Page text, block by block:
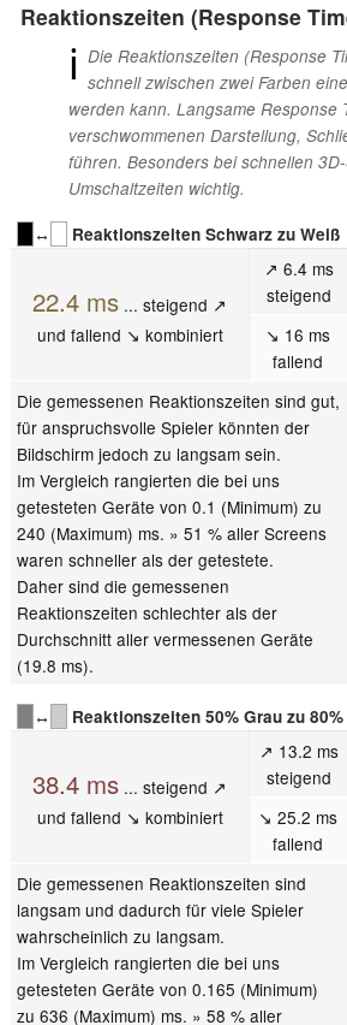
Reaktionszeiten (Response
ℹ Die Reaktionszeiten (Response
schnell zwischen zwei Farben
werden kann. Langsame Response
verschwommenen Darstellung,
führen. Besonders bei schnellen
Umschaltzeiten wichtig.
↔
Reaktionszeiten Schwarz zu Weiß
22.4 ms ... steigend ↗
und fallend ↘ kombiniert
↗ 6.4 ms
steigend
↘ 16 ms
fallend
Die gemessenen Reaktionszeiten sind gut,
für anspruchsvolle Spieler könnten der
Bildschirm jedoch zu langsam sein.
Im Vergleich rangierten die bei uns
getesteten Geräte von 0.1 (Minimum) zu
240 (Maximum) ms. » 51 % aller Screens
waren schneller als der getestete.
Daher sind die gemessenen
Reaktionszeiten schlechter als der
Durchschnitt aller vermessenen Geräte
(19.8 ms).
↔ Reaktionszeiten 50% Grau zu
38.4 ms ... steigend ↗
und fallend ↘ kombiniert
↗ 13.2 ms
steigend
↘ 25.2 ms
fallend
Die gemessenen Reaktionszeiten sind
langsam und dadurch für viele Spieler
wahrscheinlich zu langsam.
Im Vergleich rangierten die bei uns
getesteten Geräte von 0.165 (Minimum)
zu 636 (Maximum) ms. » 58 % aller